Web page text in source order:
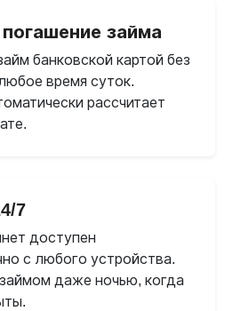
займа
банковской картой без
время суток.
рассчитает
7
доступен
с любого устройства.
даже ночью, когда